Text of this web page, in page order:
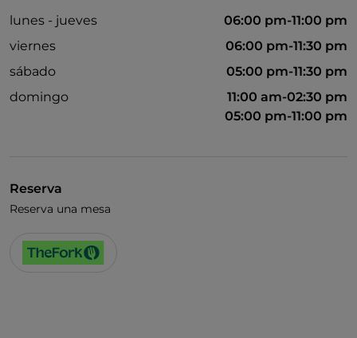
lunes - jueves
06:00 pm-11:00 pm
viernes
06:00 pm-11:30 pm
sábado
05:00 pm-11:30 pm
domingo
11:00 am-02:30 pm
05:00 pm-11:00 pm
Reserva
Reserva una mesa